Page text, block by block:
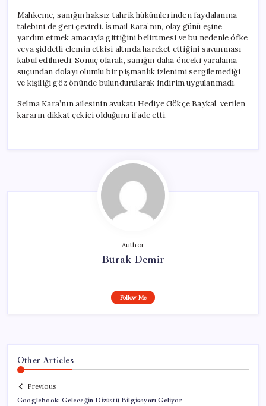
Mahkeme, sanığın haksız tahrik hükümlerinden faydalanma
talebini de geri çevirdi. İsmail Kara’nın, olay günü eşine
yardım etmek amacıyla gittiğini belirtmesi ve bu nedenle öfke
veya şiddetli elemin etkisi altında hareket ettiğini savunması
kabul edilmedi. Sonuç olarak, sanığın daha önceki yaralama
suçundan dolayı olumlu bir pişmanlık izlenimi sergilemediği
ve kişiliği göz önünde bulundurularak indirim uygulanmadı.
Selma Kara’nın ailesinin avukatı Hediye Gökçe Baykal, verilen
kararın dikkat çekici olduğunu ifade etti.
Author
Burak Demir
Follow Me
Other Articles
Previous
Googlebook: Geleceğin Dizüstü Bilgisayarı Geliyor